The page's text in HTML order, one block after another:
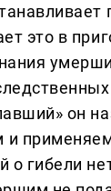
это в
он
и
о гибели